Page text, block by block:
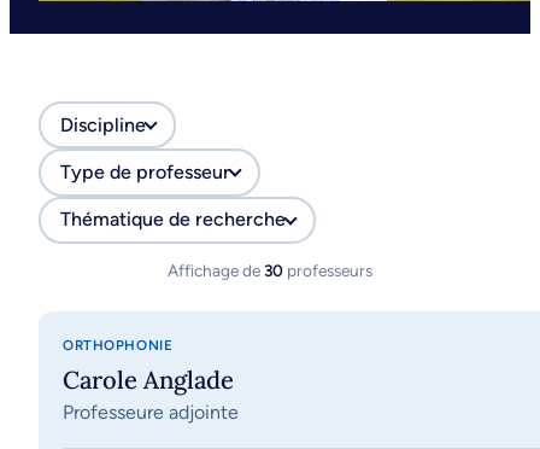
Discipline
Type de professeur
Thématique de recherche
Affichage de30 professeurs
ORTHOPHONIE
Carole Anglade
Professeure adjointe